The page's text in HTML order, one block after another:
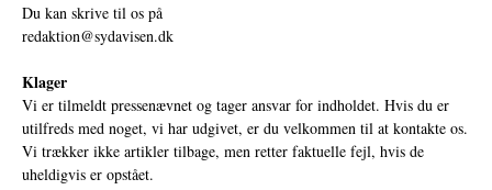
Du kan skrive til os på
redaktion@sydavisen.dk
Klager
Vi er tilmeldt pressenævnet og tager ansvar for indholdet. Hvis du er
utilfreds med noget, vi har udgivet, er du velkommen til at kontakte os.
Vi trækker ikke artikler tilbage, men retter faktuelle fejl, hvis de
uheldigvis er opstået.